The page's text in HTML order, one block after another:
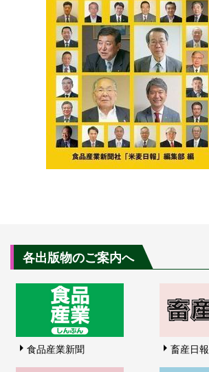
各出版物のご案内へ
食品産業新聞 畜産日報